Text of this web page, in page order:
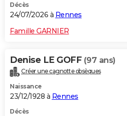
Décès
24/07/2026 à Rennes
Famille GARNIER
Denise LE GOFF (97 ans)
Créer une cagnotte obsèques
Naissance
23/12/1928 à Rennes
Décès